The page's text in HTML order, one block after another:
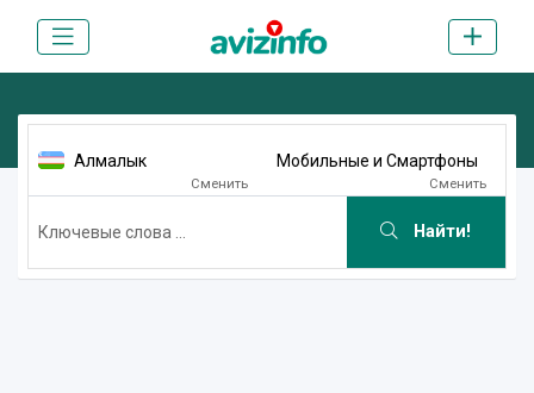
Алмалык
Сменить
Мобильные и Смартфоны
Сменить
Найти!